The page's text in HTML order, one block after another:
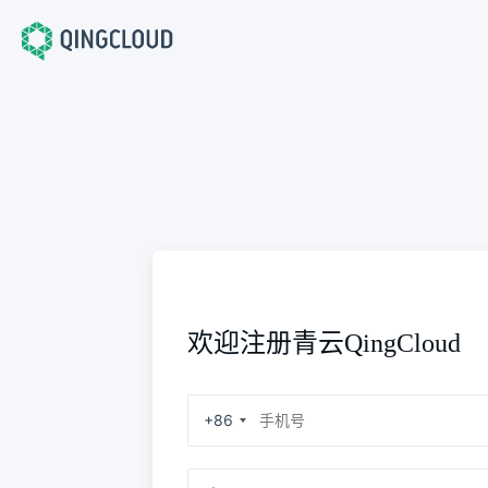
欢迎注册青云QingCloud
+86